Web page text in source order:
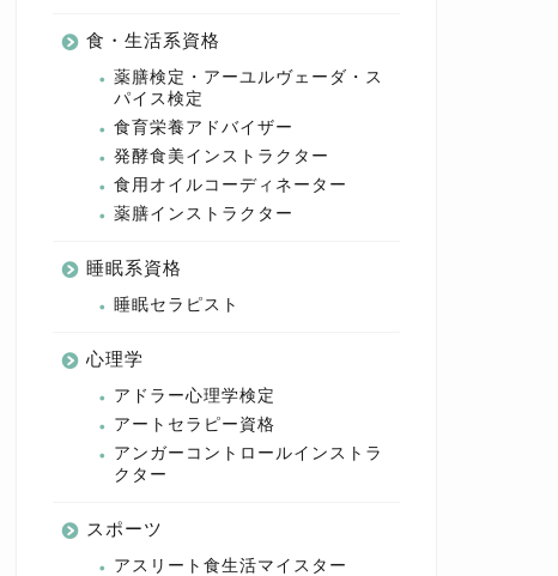
食・生活系資格
薬膳検定・アーユルヴェーダ・ス
パイス検定
食育栄養アドバイザー
発酵食美インストラクター
食用オイルコーディネーター
薬膳インストラクター
睡眠系資格
睡眠セラピスト
心理学
アドラー心理学検定
アートセラピー資格
アンガーコントロールインストラ
クター
スポーツ
アスリート食生活マイスター